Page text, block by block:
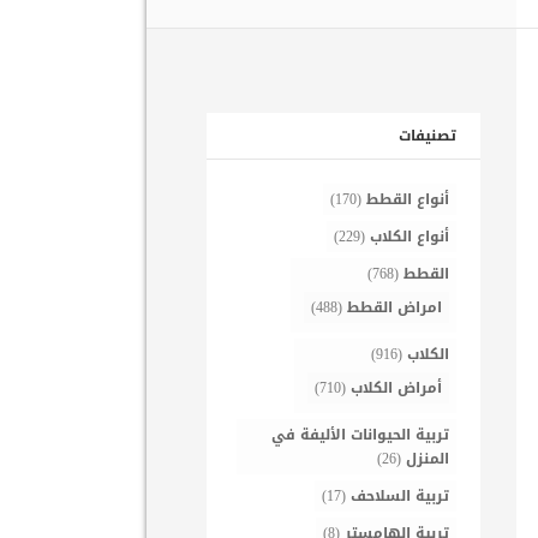
تصنيفات
أنواع القطط(170)
أنواع الكلاب(229)
القطط(768)
امراض القطط(488)
الكلاب(916)
أمراض الكلاب(710)
تربية الحيوانات الأليفة في
المنزل(26)
تربية السلاحف(17)